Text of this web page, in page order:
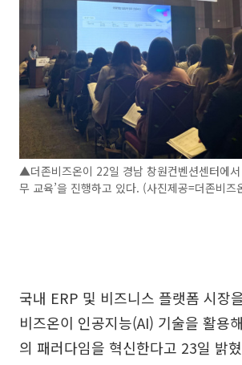
▲더존비즈온이 22일 경남 창원컨벤션센터에서
무 교육’을 진행하고 있다. (사진제공=더존비즈
국내 ERP 및 비즈니스 플랫폼 시장
비즈온이 인공지능(AI) 기술을 활용해
의 패러다임을 혁신한다고 23일 밝